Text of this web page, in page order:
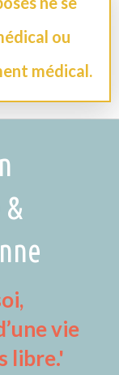
ou
médical.
vie
libre.'